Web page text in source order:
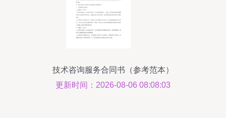
技术咨询服务合同书（参考范本）
更新时间：2026-08-06 08:08:03